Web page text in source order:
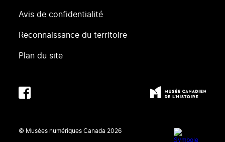
Avis de confidentialité
Reconnaissance du territoire
Plan du site
© Musées numériques Canada 2026